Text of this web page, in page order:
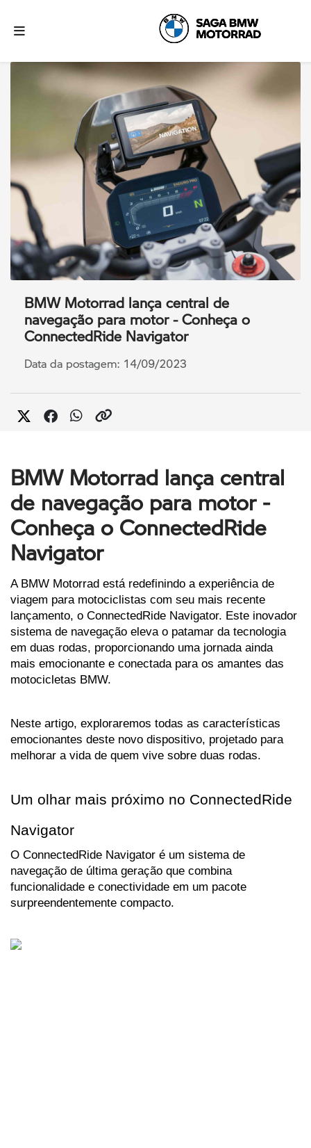
BMW Motorrad lança central de
navegação para motor - Conheça o
ConnectedRide Navigator
Data da postagem: 14/09/2023
BMW Motorrad lança central
de navegação para motor -
Conheça o ConnectedRide
Navigator
A BMW Motorrad está redefinindo a experiência de
viagem para motociclistas com seu mais recente
lançamento, o ConnectedRide Navigator. Este inovador
sistema de navegação eleva o patamar da tecnologia
em duas rodas, proporcionando uma jornada ainda
mais emocionante e conectada para os amantes das
motocicletas BMW.
Neste artigo, exploraremos todas as características
emocionantes deste novo dispositivo, projetado para
melhorar a vida de quem vive sobre duas rodas.
Um olhar mais próximo no ConnectedRide
Navigator
O ConnectedRide Navigator é um sistema de
navegação de última geração que combina
funcionalidade e conectividade em um pacote
surpreendentemente compacto.